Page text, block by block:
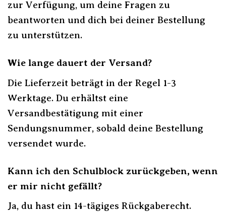
zur Verfügung, um deine Fragen zu
beantworten und dich bei deiner Bestellung
zu unterstützen.
Wie lange dauert der Versand?
Die Lieferzeit beträgt in der Regel 1-3
Werktage. Du erhältst eine
Versandbestätigung mit einer
Sendungsnummer, sobald deine Bestellung
versendet wurde.
Kann ich den Schulblock zurückgeben, wenn
er mir nicht gefällt?
Ja, du hast ein 14-tägiges Rückgaberecht.